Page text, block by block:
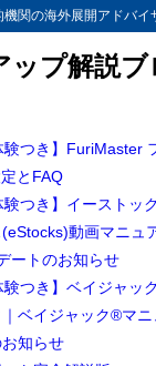
関の海外展開アドバ
プ解説
験つき】FuriMaster
とFAQ
験つき】イーストッ
動画マニュ
ートのお知らせ
験つき】ベイジャッ
ベイジャック®マニ
知らせ
目次
1 【
【
1.2 ボナ